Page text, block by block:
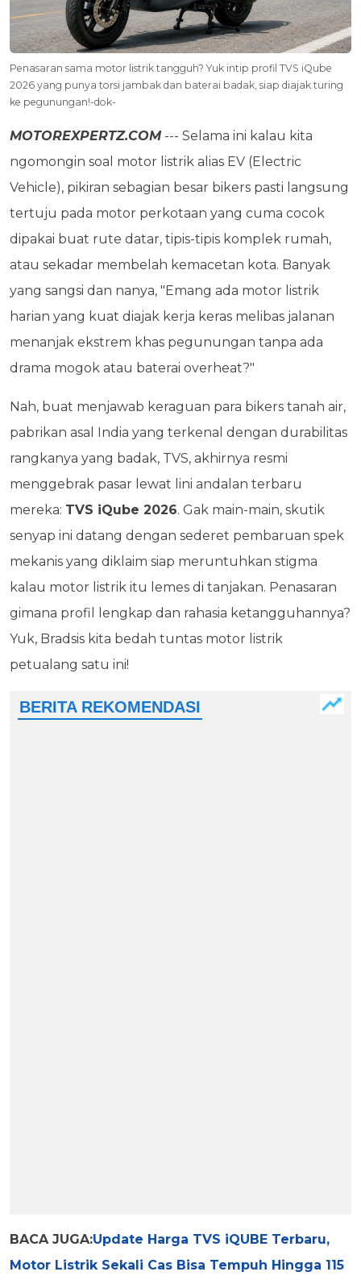
Penasaran sama motor listrik tangguh? Yuk intip profil TVS iQube
2026 yang punya torsi jambak dan baterai badak, siap diajak turing
ke pegunungan!-dok-
MOTOREXPERTZ.COM--- Selama ini kalau kita
ngomongin soal motor listrik alias EV (Electric
Vehicle), pikiran sebagian besar bikers pasti langsung
tertuju pada motor perkotaan yang cuma cocok
dipakai buat rute datar, tipis-tipis komplek rumah,
atau sekadar membelah kemacetan kota. Banyak
yang sangsi dan nanya, "Emang ada motor listrik
harian yang kuat diajak kerja keras melibas jalanan
menanjak ekstrem khas pegunungan tanpa ada
drama mogok atau baterai overheat?"
Nah, buat menjawab keraguan para bikers tanah air,
pabrikan asal India yang terkenal dengan durabilitas
rangkanya yang badak, TVS, akhirnya resmi
menggebrak pasar lewat lini andalan terbaru
mereka: TVS iQube 2026. Gak main-main, skutik
senyap ini datang dengan sederet pembaruan spek
mekanis yang diklaim siap meruntuhkan stigma
kalau motor listrik itu lemes di tanjakan. Penasaran
gimana profil lengkap dan rahasia ketangguhannya?
Yuk, Bradsis kita bedah tuntas motor listrik
petualang satu ini!
BACA JUGA:Update Harga TVS iQUBE Terbaru,
Motor Listrik Sekali Cas Bisa Tempuh Hingga 115